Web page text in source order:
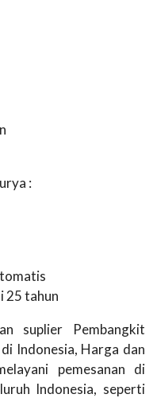
:
25 tahun
suplier Pembangkit
Indonesia, Harga dan
pemesanan di
Indonesia, seperti